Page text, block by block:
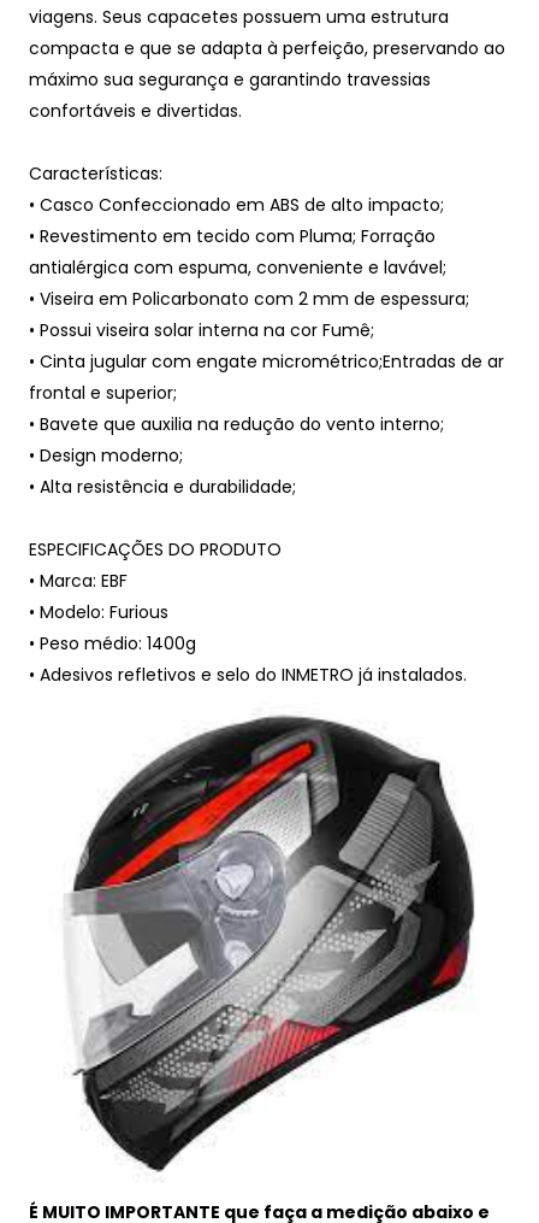
viagens. Seus capacetes possuem uma estrutura
compacta e que se adapta à perfeição, preservando ao
máximo sua segurança e garantindo travessias
confortáveis ​​e divertidas.
Características:
• Casco Confeccionado em ABS de alto impacto;
• Revestimento em tecido com Pluma; Forração
antialérgica com espuma, conveniente e lavável;
• Viseira em Policarbonato com 2 mm de espessura;
• Possui viseira solar interna na cor Fumê;
• Cinta jugular com engate micrométrico;Entradas de ar
frontal e superior;
• Bavete que auxilia na redução do vento interno;
• Design moderno;
• Alta resistência e durabilidade;
ESPECIFICAÇÕES DO PRODUTO
• Marca: EBF
• Modelo: Furious
• Peso médio: 1400g
• Adesivos refletivos e selo do INMETRO já instalados.
É MUITO IMPORTANTE que faça a medição abaixo e